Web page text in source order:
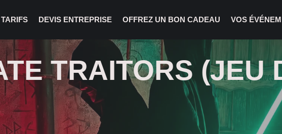
DEVIS ENTREPRISE OFFREZ UN BON CADEAU VOS
TRAITORS (JEU